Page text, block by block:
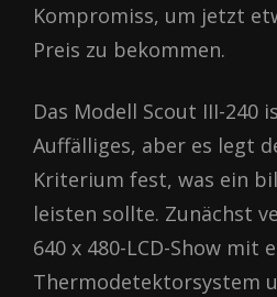
Kompromiss, um jetzt
Preis zu bekommen.
Das Modell Scout III-240
Auffälliges, aber es legt
Kriterium fest, was ein
leisten sollte. Zunächst
640 x 480-LCD-Show mit
Thermodetektorsystem